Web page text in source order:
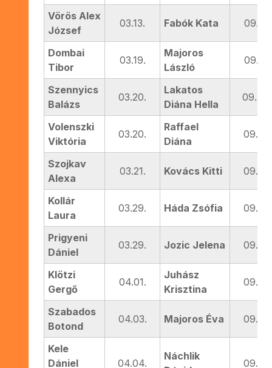
Vörös Alex
József
03.13. Fabók Kata 09.11.
Dombai
Tibor
03.19.
Majoros
László
09.11.
Szennyics
Balázs
03.20.
Lakatos
Diána Hella
09.22.
Volenszki
Viktória
03.20.
Raffael
Diána
09.12.
Szojkav
Alexa
03.21. Kovács Kitti 09.16.
Kollár
Laura
03.29. Háda Zsófia 09.16.
Prigyeni
Dániel
03.29. Jozic Jelena 09.17.
Klötzi
Gergő
04.01.
Juhász
Krisztina
09.17.
Szabados
Botond
04.03. Majoros Éva 09.17.
Kele
Dániel
04.04.
Náchlik
09.17.